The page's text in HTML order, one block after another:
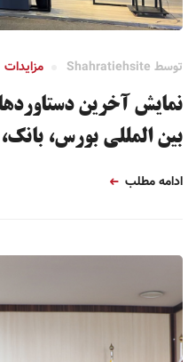
توسط Shahratiehsite مزایدات
نمایش آخرین
بین المللی بورس،
ادامه مطلب